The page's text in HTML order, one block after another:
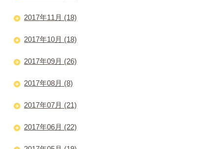
2017年11月 (18)
2017年10月 (18)
2017年09月 (26)
2017年08月 (8)
2017年07月 (21)
2017年06月 (22)